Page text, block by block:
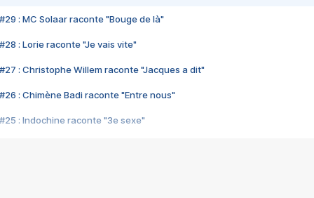
#29 : MC Solaar raconte "Bouge de là"
#28 : Lorie raconte "Je vais vite"
#27 : Christophe Willem raconte "Jacques a dit"
#26 : Chimène Badi raconte "Entre nous"
#25 : Indochine raconte "3e sexe"